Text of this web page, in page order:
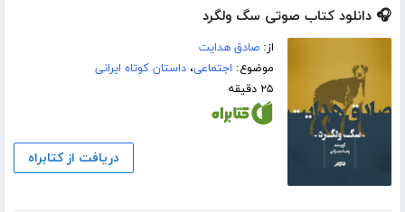
🎧 دانلود کتاب صوتی سگ ولگرد
از:صادق هدایت
موضوع: اجتماعی،داستان کوتاه ایرانی
۲۵ دقیقه
دریافت از کتابراه